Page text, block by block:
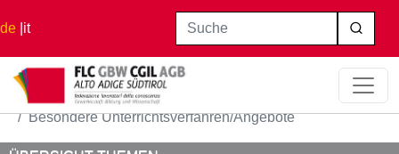
de it Suche
Startseite
Einstieg Lehrberuf
Besondere Unterrichtsverfahren/Angebote